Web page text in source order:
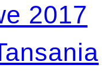
2017